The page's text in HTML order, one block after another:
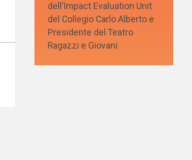
dell’Impact Evaluation Unit
del Collegio Carlo Alberto e
Presidente del Teatro
Ragazzi e Giovani